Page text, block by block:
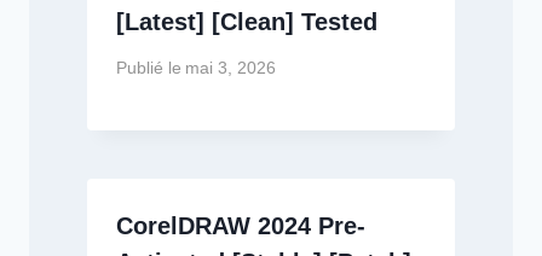
[Latest] [Clean] Tested
Publié le mai 3, 2026
CorelDRAW 2024 Pre-